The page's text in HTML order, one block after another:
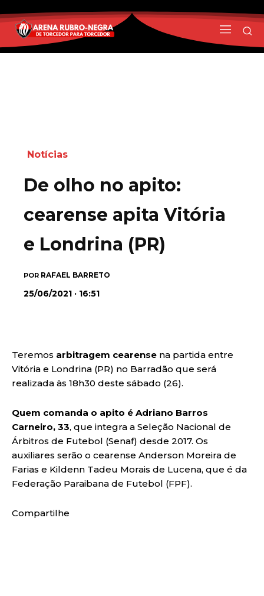
Notícias
De olho no apito:
cearense apita Vitória
e Londrina (PR)
POR RAFAEL BARRETO
25/06/2021 · 16:51
Teremos arbitragem cearense na partida entre
Vitória e Londrina (PR) no Barradão que será
realizada às 18h30 deste sábado (26).
Quem comanda o apito é Adriano Barros
Carneiro, 33, que integra a Seleção Nacional de
Árbitros de Futebol (Senaf) desde 2017. Os
auxiliares serão o cearense Anderson Moreira de
Farias e Kildenn Tadeu Morais de Lucena, que é da
Federação Paraibana de Futebol (FPF).
Compartilhe